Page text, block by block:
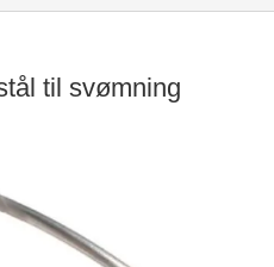
til svømning